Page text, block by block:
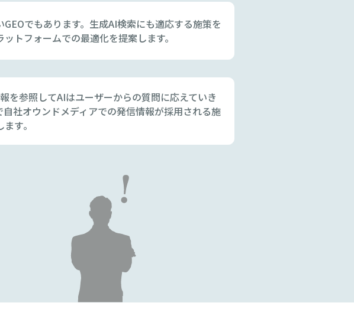
GEOでもあります。生成AI検索にも適応する施策を
トフォームでの最適化を提案します。
を参照してAIはユーザーからの質問に応えていき
自社オウンドメディアでの発信情報が採用される施
ます｡